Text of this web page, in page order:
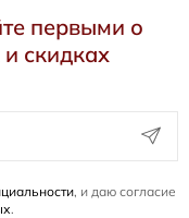
первыми о
скидках
, и даю согласие
.